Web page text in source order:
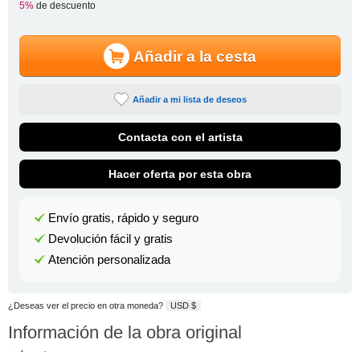
5%de descuento
Añadir a la cesta
Añadir a mi lista de deseos
Contacta con el artista
Hacer oferta por esta obra
Envío gratis, rápido y seguro
Devolución fácil y gratis
Atención personalizada
¿Deseas ver el precio en otra moneda? USD $
Información de la obra original